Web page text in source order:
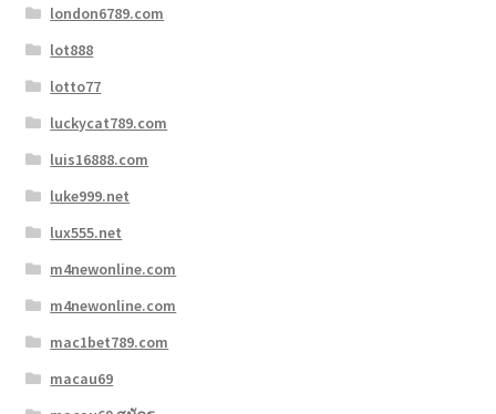
london6789.com
lot888
lotto77
luckycat789.com
luis16888.com
luke999.net
lux555.net
m4newonline.com
m4newonline.com
mac1bet789.com
macau69